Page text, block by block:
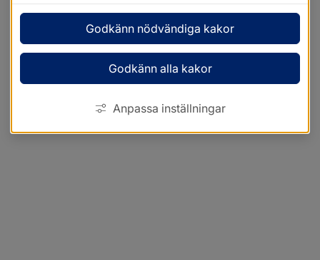
Godkänn nödvändiga kakor
Godkänn alla kakor
Anpassa inställningar